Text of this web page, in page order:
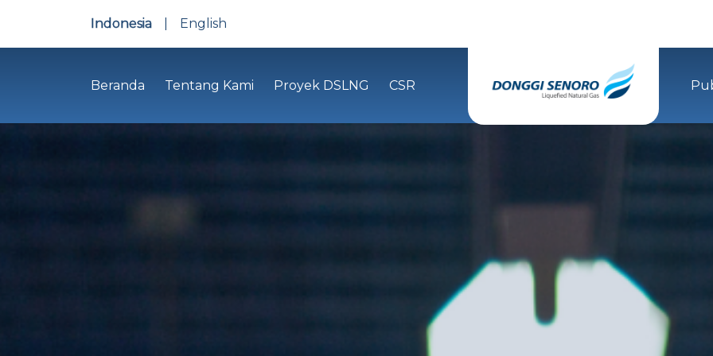
Indonesia English
Beranda Tentang Kami Proyek DSLNG CSR